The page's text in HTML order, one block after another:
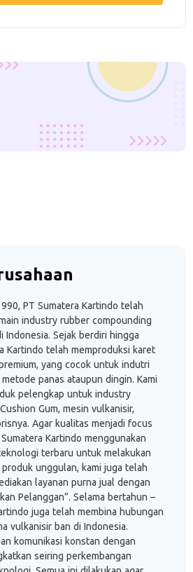
PT Sumatera Kartindo telah
industry rubber compounding
Indonesia. Sejak berdiri hingga
Kartindo telah memproduksi karet
yang cocok untuk indutri
panas ataupun dingin. Kami
pelengkap untuk industry
Gum, mesin vulkanisir,
Agar kualitas menjadi focus
Kartindo menggunakan
terbaru untuk melakukan
unggulan, kami juga telah
layanan purna jual dengan
Pelanggan”. Selama bertahun –
juga telah membina hubungan
vulkanisir ban di Indonesia.
komunikasi konstan dengan
seiring perkembangan